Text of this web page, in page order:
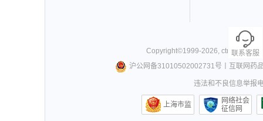
联系客服
Copyright©1999-2026, ctrip.com.
沪公网备31010502002731号
互联网药
违法和不良信息举报
上海市监
网络社会
征信网